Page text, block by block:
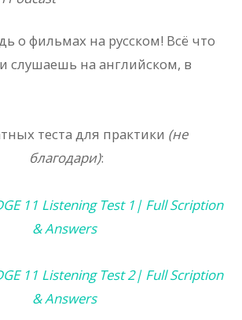
о фильмах на русском! Всё что
слушаешь на английском, в
теста для практики (не
благодари):
11 Listening Test 1| Full Scription
& Answers
11 Listening Test 2| Full Scription
& Answers